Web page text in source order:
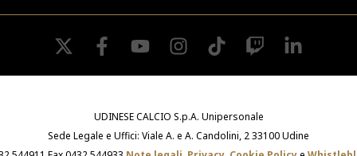
twitter facebookyoutube instagramtiktok twitch
UDINESE CALCIO S.p.A. Unipersonale
Sede Legale e Uffici: Viale A. e A. Candolini, 2 33100 Udine